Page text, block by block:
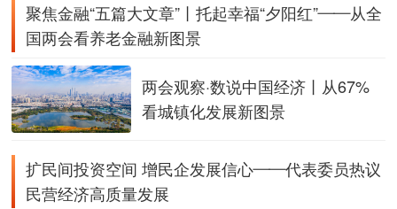
聚焦金融“五篇大文章”丨托起幸福“夕阳红”——从全
国两会看养老金融新图景
两会观察·数说中国经济丨从67%
看城镇化发展新图景
扩民间投资空间 增民企发展信心——代表委员热议
民营经济高质量发展